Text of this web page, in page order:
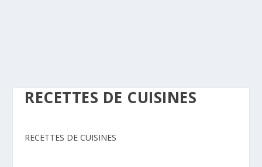
RECETTES DE CUISINES
RECETTES DE CUISINES